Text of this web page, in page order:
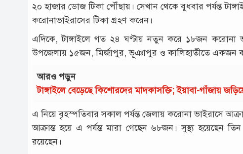
২০ হাজার ডোজ টিকা পৌঁছায়। সেখান থেকে বুধবার পর্যন্ত
করোনাভাইরাসের টিকা গ্রহণ করেন।
এদিকে, টাঙ্গাইলে গত ২৪ ঘণ্টায় নতুন করে ১৮জন করোনা
উপজেলায় ১৫জন, মির্জাপুর, ভূঞাপুর ও কালিহাতীতে একজন
আরও পড়ুন
টাঙ্গাইলে বেড়েছে কিশোরদের মাদকাসক্তি; ইয়াবা-গাঁজায়
এ নিয়ে বৃহস্পতিবার সকাল পর্যন্ত জেলায় করোনা ভাইরাসে
আক্রান্ত হয়ে এ পর্যন্ত মারা গেছেন ৬৮জন। সুস্থ্য হয়েছেন
রয়েছেন।